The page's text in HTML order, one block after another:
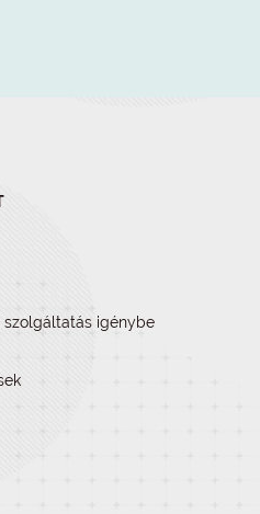
szolgáltatás igénybe